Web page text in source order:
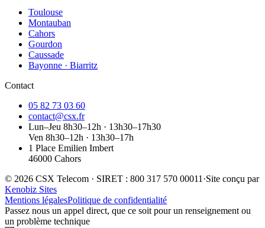
Toulouse
Montauban
Cahors
Gourdon
Caussade
Bayonne · Biarritz
Contact
05 82 73 03 60
contact@csx.fr
Lun–Jeu 8h30–12h · 13h30–17h30
Ven 8h30–12h · 13h30–17h
1 Place Emilien Imbert
46000 Cahors
© 2026 CSX Telecom · SIRET : 800 317 570 00011 ·Site conçu par
Kenobiz Sites
Mentions légalesPolitique de confidentialité
Passez nous un appel direct, que ce soit pour un renseignement ou
un problème technique